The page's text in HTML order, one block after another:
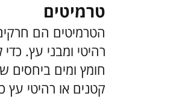
טרמיטים
הטרמיטים הם
רהיטי ומבני עץ.
חומץ ומים ביחסים
קטנים או רהיטי עץ